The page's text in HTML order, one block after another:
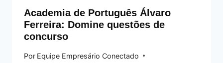
Academia de Português Álvaro
Ferreira: Domine questões de
concurso
Por Equipe Empresário Conectado